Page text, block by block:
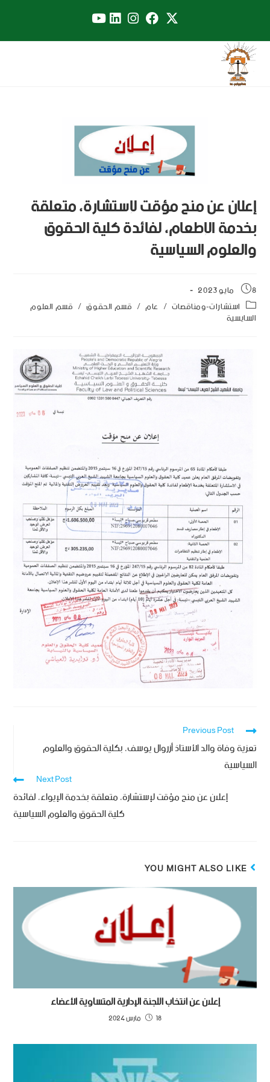
إعلان عن منح مؤقت لإستشارة، متعلقة
بخدمة الإطعام، لفائدة كلية الحقوق
والعلوم السياسية
8 مايو 2023
استشارات-ومناقصات / عام / قسم الحقوق / قسم العلوم
السايسية
Previous Post
تعزية وفاة والد الأستاذ أزروال يوسف، بكلية الحقوق والعلوم
السياسية
Next Post
إعلان عن منح مؤقت لإستشارة، متعلقة بخدمة الإيواء، لفائدة
كلية الحقوق والعلوم السياسية
YOU MIGHT ALSO LIKE
إعلان عن انتخاب اللجنة الإدارية المتساوية الأعضاء
18 مارس 2024